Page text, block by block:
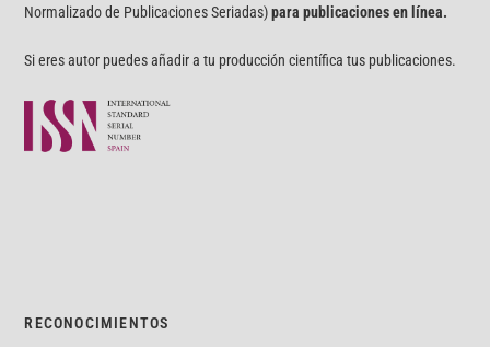
Normalizado de Publicaciones Seriadas)para publicaciones en línea.
Si eres autor puedes añadir a tu producción científica tus publicaciones.
RECONOCIMIENTOS